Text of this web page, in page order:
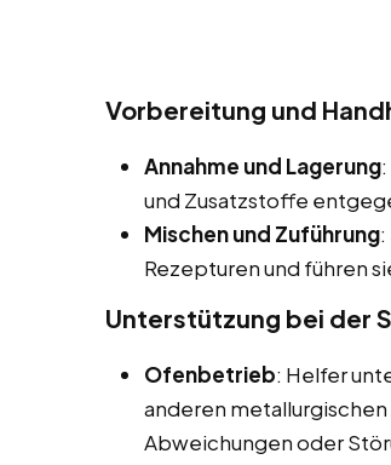
Vorbereitung und
Annahme und Lagerung
und Zusatzstoffe
Mischen und Zuführung
Rezepturen und führen
Unterstützung bei der
Ofenbetrieb: Helfer
anderen
Abweichungen oder